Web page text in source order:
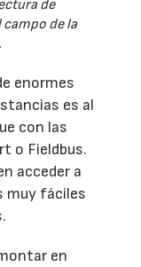
de
de la
enormes
es al
con las
o Fieldbus.
acceder a
muy fáciles
en